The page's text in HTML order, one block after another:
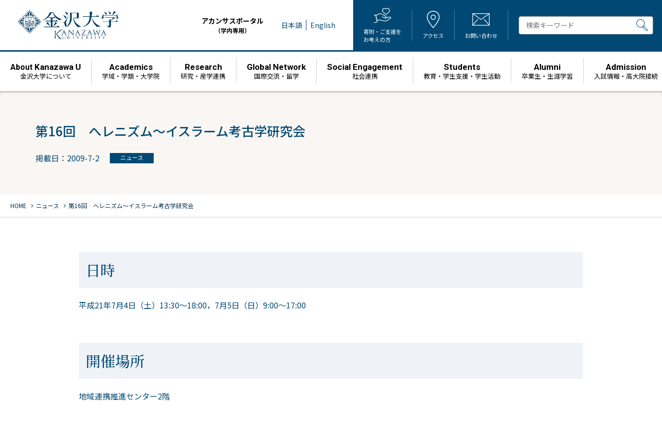
アカンサスポータル
（学内専用） 日本語 English
寄附・ご支援を
お考えの方
アクセス お問い合わせ
About Kanazawa U
金沢大学について
Academics
学域・学類・大学院
Research
研究・産学連携
Global Network
国際交流・留学
Social Engagement
社会連携
Students
教育・学生支援・学生活動
Alumni
卒業生・生涯学習
Admission
⼊試情報・高大院接続
第16回 へレニズム～イスラーム考古学研究会
掲載日：2009-7-2 ニュース
HOME chevron_right ニュース chevron_right 第16回 へレニズム～イスラーム考古学研究会
日時
平成21年7月4日（土）13:30～18:00，7月5日（日）9:00～17:00
開催場所
地域連携推進センター2階